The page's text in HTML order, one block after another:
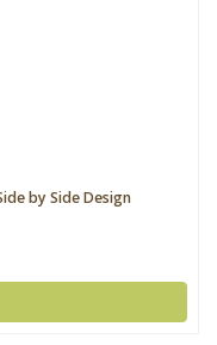
by Side Design